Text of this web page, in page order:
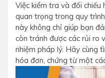
Việc kiểm tra và đối
quan trọng trong quy
này không chỉ giúp bạn
còn tránh được các rủi ro
nhiệm pháp lý. Hãy cùng
hóa đơn, chứng từ một